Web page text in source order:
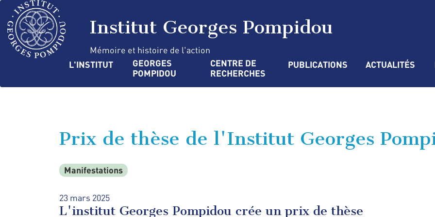
Aller
au
contenu
principal
Institut Georges Pompidou
Mémoire et histoire de l'action
Navigation
L'INSTITUT
GEORGES
POMPIDOU
CENTRE DE
RECHERCHES
PUBLICATIONS ACTUALITÉS
Prix de thèse de l'Institut Georges
Manifestations
23 mars 2025
L'institut Georges Pompidou crée un prix de thèse
Panneau de gestion des cookies